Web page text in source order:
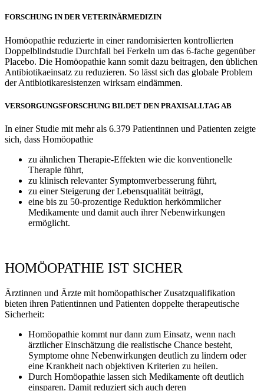
FORSCHUNG IN DER VETERINÄRMEDIZIN
Homöopathie reduzierte in einer randomisierten kontrollierten
Doppelblindstudie Durchfall bei Ferkeln um das 6-fache gegenüber
Placebo. Die Homöopathie kann somit dazu beitragen, den üblichen
Antibiotikaeinsatz zu reduzieren. So lässt sich das globale Problem
der Antibiotikaresistenzen wirksam eindämmen.
VERSORGUNGSFORSCHUNG BILDET DEN PRAXISALLTAG AB
In einer Studie mit mehr als 6.379 Patientinnen und Patienten zeigte
sich, dass Homöopathie
zu ähnlichen Therapie-Effekten wie die konventionelle
Therapie führt,
zu klinisch relevanter Symptomverbesserung führt,
zu einer Steigerung der Lebensqualität beiträgt,
eine bis zu 50-prozentige Reduktion herkömmlicher
Medikamente und damit auch ihrer Nebenwirkungen
ermöglicht.
HOMÖOPATHIE IST SICHER
Ärztinnen und Ärzte mit homöopathischer Zusatzqualifikation
bieten ihren Patientinnen und Patienten doppelte therapeutische
Sicherheit:
Homöopathie kommt nur dann zum Einsatz, wenn nach
ärztlicher Einschätzung die realistische Chance besteht,
Symptome ohne Nebenwirkungen deutlich zu lindern oder
eine Krankheit nach objektiven Kriterien zu heilen.
Durch Homöopathie lassen sich Medikamente oft deutlich
einsparen. Damit reduziert sich auch deren